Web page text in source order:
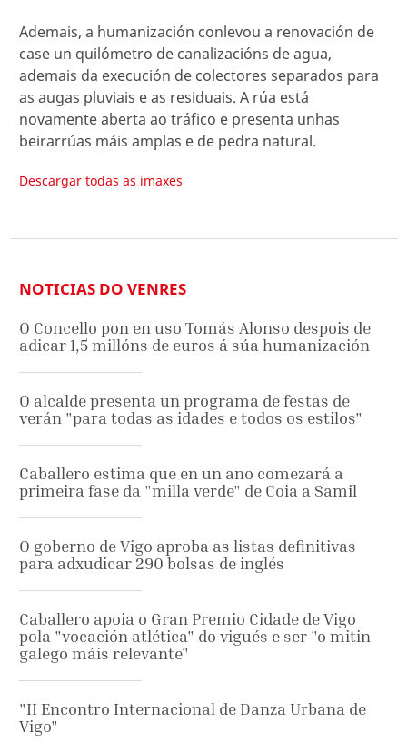
Ademais, a humanización conlevou a renovación de
case un quilómetro de canalizacións de agua,
ademais da execución de colectores separados para
as augas pluviais e as residuais. A rúa está
novamente aberta ao tráfico e presenta unhas
beirarrúas máis amplas e de pedra natural.
Descargar todas as imaxes
NOTICIAS DO VENRES
O Concello pon en uso Tomás Alonso despois de
adicar 1,5 millóns de euros á súa humanización
O alcalde presenta un programa de festas de
verán "para todas as idades e todos os estilos"
Caballero estima que en un ano comezará a
primeira fase da "milla verde" de Coia a Samil
O goberno de Vigo aproba as listas definitivas
para adxudicar 290 bolsas de inglés
Caballero apoia o Gran Premio Cidade de Vigo
pola "vocación atlética" do vigués e ser "o mitin
galego máis relevante"
"II Encontro Internacional de Danza Urbana de
Vigo"